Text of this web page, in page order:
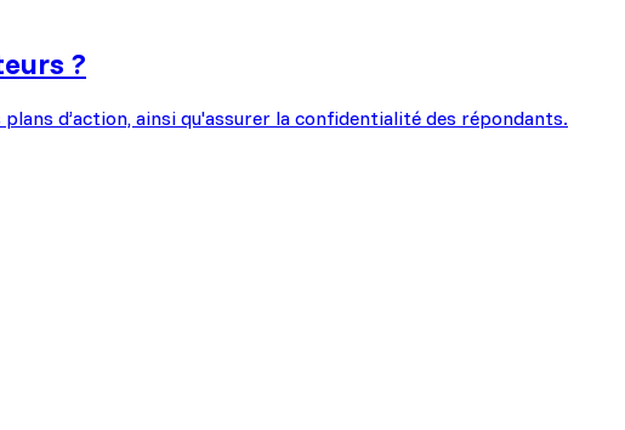
?
d’action, ainsi qu'assurer la confidentialité des répondants.